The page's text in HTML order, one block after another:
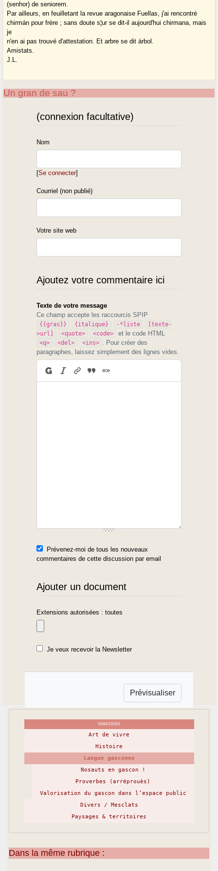
(senhor) de seniorem.
Par ailleurs, en feuilletant la revue aragonaise Fuellas, j'ai rencontré
chirmán pour frère ; sans doute s¦ur se dit-il aujourd'hui chirmana, mais
je
n'en ai pas trouvé d'attestation. Et arbre se dit árbol.
Amistats.
J.L.
Un gran de sau ?
(connexion facultative)
Nom
[Se connecter]
Courriel (non publié)
Votre site web
Ajoutez votre commentaire ici
Texte de votre message
Ce champ accepte les raccourcis SPIP
{{gras}} {italique} -*liste
[texte-
>url]
<quote> <code> et le code HTML
<q> <del> <ins>
. Pour créer des
paragraphes, laissez simplement des lignes vides.
Prévenez-moi de tous les nouveaux
commentaires de cette discussion par email
Ajouter un document
Extensions autorisées : toutes
Je veux recevoir la Newsletter
RUBRIQUES
Art de vivre
Histoire
Langue gasconne
Nosauts en gascon !
Proverbes (arréprouès)
Valorisation du gascon dans l’espace public
Divers / Mesclats
Paysages & territoires
Dans la même rubrique :